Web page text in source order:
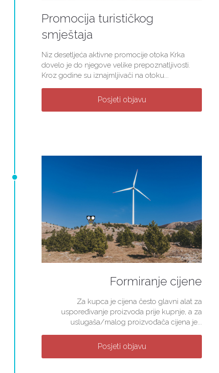
Promocija turističkog
smještaja
Niz desetljeća aktivne promocije otoka Krka
dovelo je do njegove velike prepoznatljivosti.
Kroz godine su iznajmljivači na otoku...
Posjeti objavu
Formiranje cijene
Za kupca je cijena često glavni alat za
uspoređivanje proizvoda prije kupnje, a za
uslugaša/malog proizvođača cijena je...
Posjeti objavu